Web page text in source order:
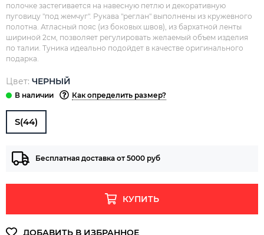
полочке застегивается на навесную петлю и декоративную
пуговицу "под жемчуг". Рукава "реглан" выполнены из кружевного
полотна. Атласный пояс (из боковых швов), из бархатной ленты
шириной 2см, позволяет регулировать желаемый объем изделия
по талии. Туника идеально подойдет в качестве оригинального
подарка.
Цвет: ЧЕРНЫЙ
Как определить размер?
S(44)
Бесплатная доставка от 5000 руб
КУПИТЬ